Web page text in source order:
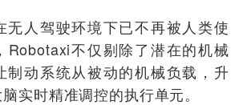
无人驾驶环境下已不再被人类使
Robotaxi不仅剔除了潜在的机械
制动系统从被动的机械负载，升
实时精准调控的执行单元。